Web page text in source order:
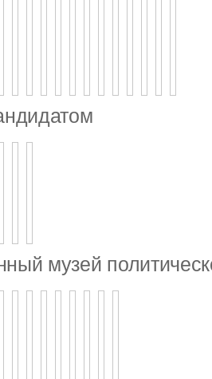
музей